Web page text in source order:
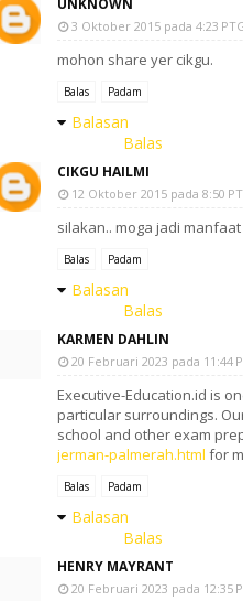
UNKNOWN
3 Oktober 2015 pada 4:23
mohon share yer cikgu.
Balas Padam
Balasan
Balas
CIKGU HAILMI
12 Oktober 2015 pada 8:50
silakan.. moga jadi manfaat
Balas Padam
Balasan
Balas
KARMEN DAHLIN
20 Februari 2023 pada 11:44
Executive-Education.id is
particular surroundings.
school and other exam
jerman-palmerah.html for
Balas Padam
Balasan
Balas
HENRY MAYRANT
20 Februari 2023 pada 12:35